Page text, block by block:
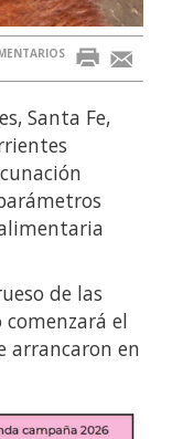
Santa Fe,
de las
el
arrancaron en